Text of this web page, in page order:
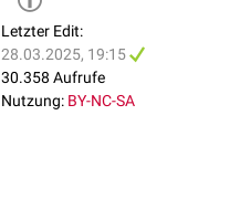
Letzter Edit:
28.03.2025, 19:15
30.358 Aufrufe
Nutzung: BY-NC-SA